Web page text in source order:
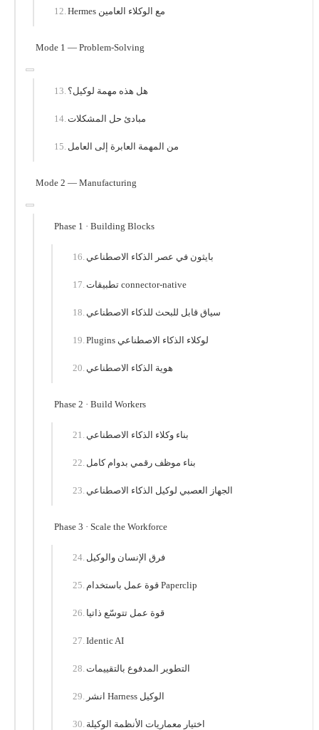
Hermes مع الوكلاء العامين
Mode 1 — Problem-Solving
هل هذه مهمة لوكيل؟
مبادئ حل المشكلات
من المهمة العابرة إلى العامل
Mode 2 — Manufacturing
Phase 1 · Building Blocks
بايثون في عصر الذكاء الاصطناعي
تطبيقات connector-native
سياق قابل للبحث للذكاء الاصطناعي
Plugins لوكلاء الذكاء الاصطناعي
هوية الذكاء الاصطناعي
Phase 2 · Build Workers
بناء وكلاء الذكاء الاصطناعي
بناء موظف رقمي بدوام كامل
الجهاز العصبي لوكيل الذكاء الاصطناعي
Phase 3 · Scale the Workforce
فرق الإنسان والوكيل
قوة عمل باستخدام Paperclip
قوة عمل تتوسّع ذاتيا
Identic AI
التطوير المدفوع بالتقييمات
انشر Harness الوكيل
اختيار معماريات الأنظمة الوكيلة